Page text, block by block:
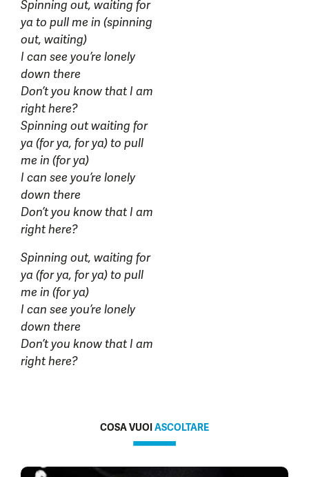
Spinning out, waiting for
ya to pull me in (spinning
out, waiting)
I can see you’re lonely
down there
Don’t you know that I am
right here?
Spinning out waiting for
ya (for ya, for ya) to pull
me in (for ya)
I can see you’re lonely
down there
Don’t you know that I am
right here?
Spinning out, waiting for
ya (for ya, for ya) to pull
me in (for ya)
I can see you’re lonely
down there
Don’t you know that I am
right here?
COSA VUOIASCOLTARE